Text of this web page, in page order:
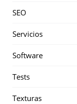
SEO
Servicios
Software
Tests
Texturas